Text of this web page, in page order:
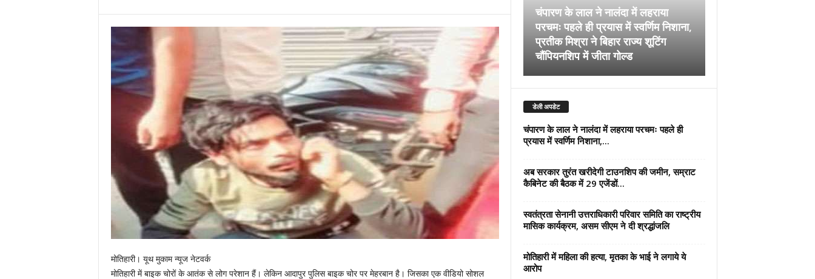
मोतिहारी। यूथ मुकाम न्यूज नेटवर्क
मोतिहारी में बाइक चोरों के आतंक से लोग परेशान हैं। लेकिन आदापुर पुलिस बाइक चोर पर मेहरबान है। जिसका एक वीडियो सोशल
चंपारण के लाल ने नालंदा में लहराया
परचमः पहले ही प्रयास में स्वर्णिम निशाना,
प्रतीक मिश्रा ने बिहार राज्य शूटिंग
चौंपियनशिप में जीता गोल्ड
डेली अपडेट
चंपारण के लाल ने नालंदा में लहराया परचमः पहले ही
प्रयास में स्वर्णिम निशाना,...
अब सरकार तुरंत खरीदेगी टाउनशिप की जमीन, सम्राट
कैबिनेट की बैठक में 29 एजेंडों...
स्वतंत्रता सेनानी उत्तराधिकारी परिवार समिति का राष्ट्रीय
मासिक कार्यक्रम, असम सीएम ने दी श्रद्धांजलि
मोतिहारी में महिला की हत्या, मृतका के भाई ने लगाये ये
आरोप